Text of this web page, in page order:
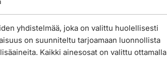
yhdistelmää, joka on valittu huolellisesti
on suunniteltu tarjoamaan luonnollista
Kaikki ainesosat on valittu ottamalla